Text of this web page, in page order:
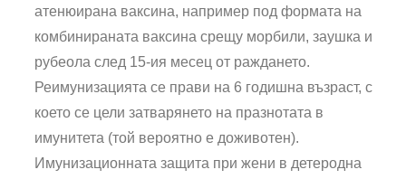
атенюирана ваксина, например под формата на
комбинираната ваксина срещу морбили, заушка и
рубеола след 15-ия месец от раждането.
Реимунизацията се прави на 6 годишна възраст, с
което се цели затварянето на празнотата в
имунитета (той вероятно е доживотен).
Имунизационната защита при жени в детеродна